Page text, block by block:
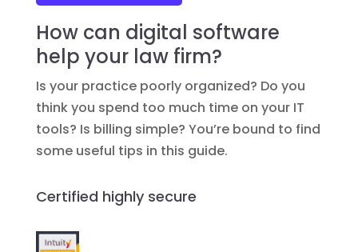
How can digital software
help your law firm?
Is your practice poorly organized? Do you
think you spend too much time on your IT
tools? Is billing simple? You’re bound to find
some useful tips in this guide.
Certified highly secure